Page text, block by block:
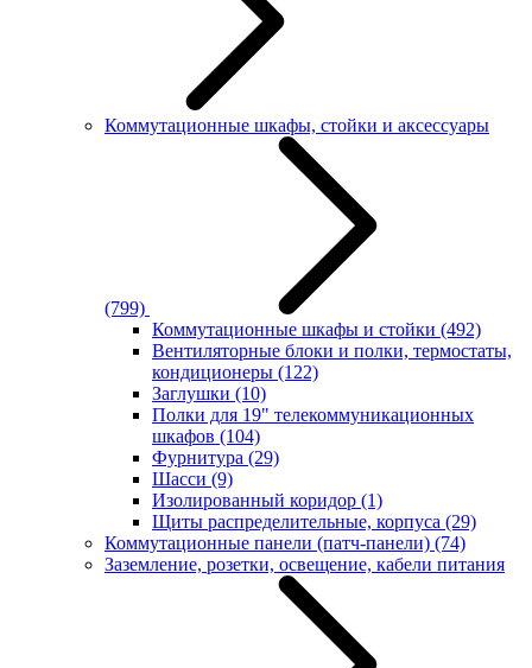
Коммутационные шкафы, стойки и аксессуары
(799)
Коммутационные шкафы и стойки (492)
Вентиляторные блоки и полки, термостаты,
кондиционеры (122)
Заглушки (10)
Полки для 19" телекоммуникационных
шкафов (104)
Фурнитура (29)
Шасси (9)
Изолированный коридор (1)
Щиты распределительные, корпуса (29)
Коммутационные панели (патч-панели) (74)
Заземление, розетки, освещение, кабели питания